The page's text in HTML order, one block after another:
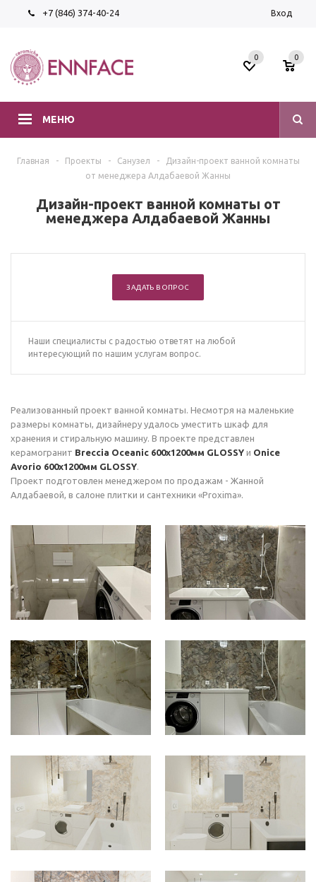
+7 (846) 374-40-24 Вход
МЕНЮ
0 0
Главная - Проекты - Санузел -
Дизайн-проект ванной комнаты
от менеджера Алдабаевой Жанны
Дизайн-проект ванной комнаты от
менеджера Алдабаевой Жанны
ЗАДАТЬ ВОПРОС
Наши специалисты с радостью ответят на любой
интересующий по нашим услугам вопрос.
Реализованный проект ванной комнаты. Несмотря на маленькие
размеры комнаты, дизайнеру удалось уместить шкаф для
хранения и стиральную машину. В проекте представлен
керамогранит Breccia Oceanic 600х1200мм GLOSSY и Onice
Avorio 600х1200мм GLOSSY.
Проект подготовлен менеджером по продажам - Жанной
Алдабаевой, в салоне плитки и сантехники «Proxima».